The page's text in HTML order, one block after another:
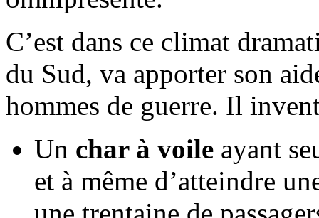
C’est dans ce climat
du Sud, va apporter son
hommes de guerre. Il
Un char à voile ayant
et à même d’atteindre